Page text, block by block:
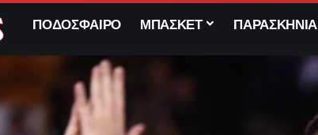
ΠΟΔΟΣΦΑΙΡΟ ΜΠΑΣΚΕΤ ΠΑΡΑΣΚΗΝΙΑ